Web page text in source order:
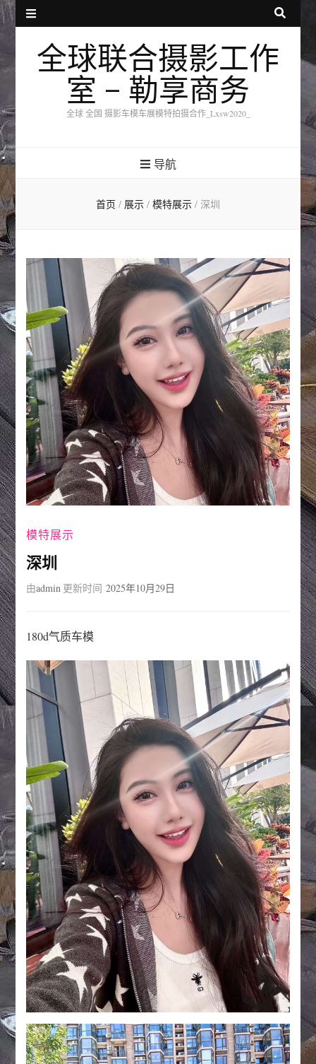
全球联合摄影工作
室 – 勒享商务
全球 全国 摄影车模车展模特拍摄合作_Lxsw2020_
导航
首页 / 展示 / 模特展示 / 深圳
模特展示
深圳
由admin 更新时间 2025年10月29日
180d气质车模